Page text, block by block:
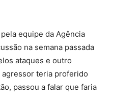
equipe da Agência
na semana passada
ataques e outro
teria proferido
passou a falar que faria